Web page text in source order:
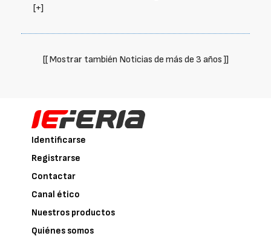
[+]
[[ Mostrar también Noticias de más de 3 años ]]
Identificarse
Registrarse
Contactar
Canal ético
Nuestros productos
Quiénes somos